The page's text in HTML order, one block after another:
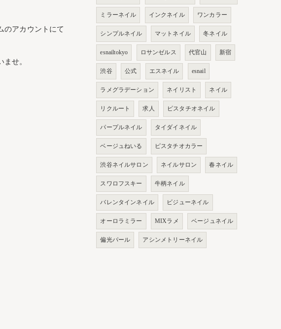
のアカウントにて
せ。
ミラーネイル インクネイル ワンカラー
シンプルネイル マットネイル 冬ネイル
esnailtokyo ロサンゼルス 代官山 新宿
渋谷 公式 エスネイル esnail
ラメグラデーション ネイリスト ネイル
リクルート 求人 ピスタチオネイル
パープルネイル タイダイネイル
ベージュねいる ピスタチオカラー
渋谷ネイルサロン ネイルサロン 春ネイル
スワロフスキー 牛柄ネイル
バレンタインネイル ビジューネイル
オーロラミラー MIXラメ ベージュネイル
偏光パール アシンメトリーネイル